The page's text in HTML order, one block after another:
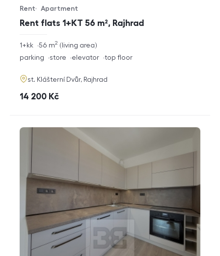
Rent flats 1+KT 56 m², Rajhrad
Offer type
Rent
Property type
Apartment
rozměry
disposition
1+kk living area
56 m2
funkce
parking store elevator top floor
adresa
st. Klášterní Dvůr, Rajhrad
cena
14 200 Kč